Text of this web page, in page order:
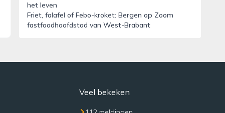
het leven
Friet, falafel of Febo-kroket: Bergen op Zoom
fastfoodhoofdstad van West-Brabant
Veel bekeken